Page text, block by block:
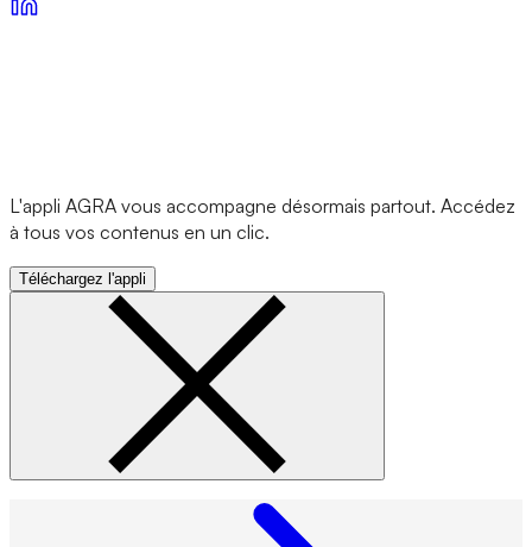
L'appli AGRA vous accompagne désormais partout. Accédez
à tous vos contenus en un clic.
Téléchargez l'appli